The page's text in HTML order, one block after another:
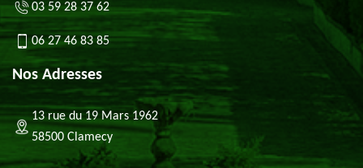
03 59 28 37 62
06 27 46 83 85
Nos Adresses
13 rue du 19 Mars 1962
58500 Clamecy